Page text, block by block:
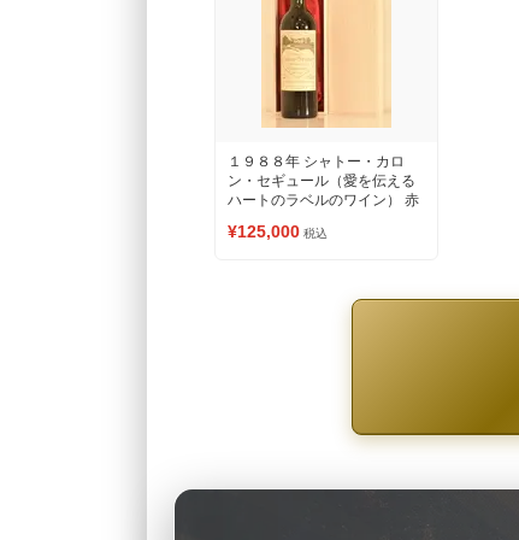
１９８８年 シャトー・カロ
ン・セギュール（愛を伝える
ハートのラベルのワイン） 赤
¥125,000 税込